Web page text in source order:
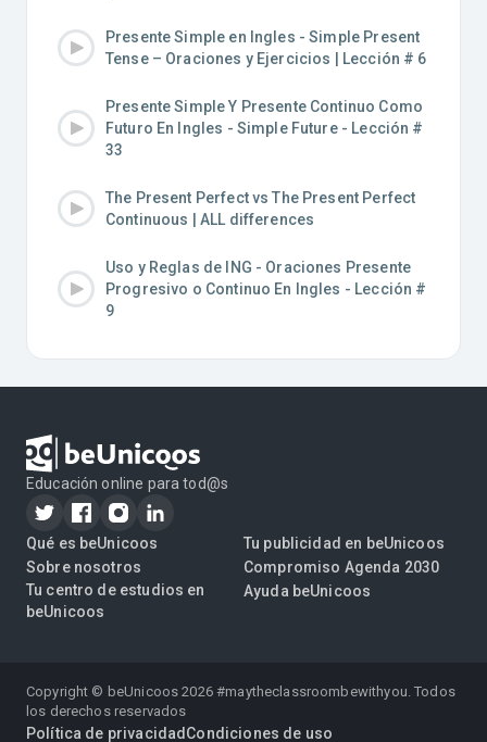
Presente Simple en Ingles - Simple Present
Tense – Oraciones y Ejercicios | Lección # 6
Presente Simple Y Presente Continuo Como
Futuro En Ingles - Simple Future - Lección #
33
The Present Perfect vs The Present Perfect
Continuous | ALL differences
Uso y Reglas de ING - Oraciones Presente
Progresivo o Continuo En Ingles - Lección #
9
Educación online para tod@s
Qué es beUnicoos
Sobre nosotros
Tu centro de estudios en
beUnicoos
Tu publicidad en beUnicoos
Compromiso Agenda 2030
Ayuda beUnicoos
Copyright © beUnicoos2026#maytheclassroombewithyou. Todos
los derechos reservados
Política de privacidad Condiciones de uso